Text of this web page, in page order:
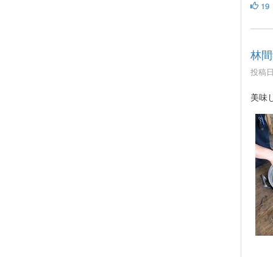
19
林
投稿
美味